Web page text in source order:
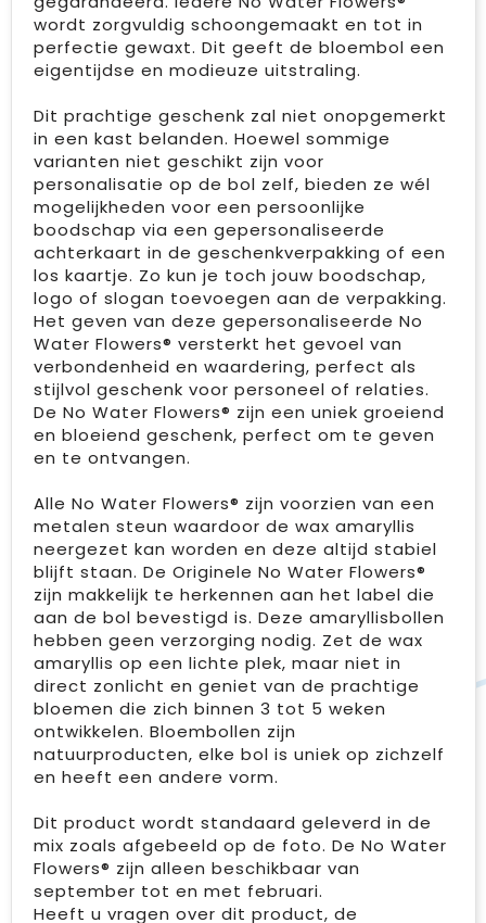
wordt zorgvuldig schoongemaakt en tot in
perfectie gewaxt. Dit geeft de bloembol een
eigentijdse en modieuze uitstraling.
Dit prachtige geschenk zal niet onopgemerkt
in een kast belanden. Hoewel sommige
varianten niet geschikt zijn voor
personalisatie op de bol zelf, bieden ze wél
mogelijkheden voor een persoonlijke
boodschap via een gepersonaliseerde
achterkaart in de geschenkverpakking of een
los kaartje. Zo kun je toch jouw boodschap,
logo of slogan toevoegen aan de verpakking.
Het geven van deze gepersonaliseerde No
Water Flowers® versterkt het gevoel van
verbondenheid en waardering, perfect als
stijlvol geschenk voor personeel of relaties.
De No Water Flowers® zijn een uniek groeiend
en bloeiend geschenk, perfect om te geven
en te ontvangen.
Alle No Water Flowers® zijn voorzien van een
metalen steun waardoor de wax amaryllis
neergezet kan worden en deze altijd stabiel
blijft staan. De Originele No Water Flowers®
zijn makkelijk te herkennen aan het label die
aan de bol bevestigd is. Deze amaryllisbollen
hebben geen verzorging nodig. Zet de wax
amaryllis op een lichte plek, maar niet in
direct zonlicht en geniet van de prachtige
bloemen die zich binnen 3 tot 5 weken
ontwikkelen. Bloembollen zijn
natuurproducten, elke bol is uniek op zichzelf
en heeft een andere vorm.
Dit product wordt standaard geleverd in de
mix zoals afgebeeld op de foto. De No Water
Flowers® zijn alleen beschikbaar van
september tot en met februari.
Heeft u vragen over dit product, de